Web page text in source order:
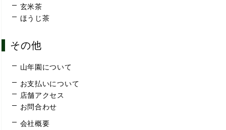
玄米茶
ほうじ茶
その他
山年園について
お支払いについて
店舗アクセス
お問合わせ
会社概要